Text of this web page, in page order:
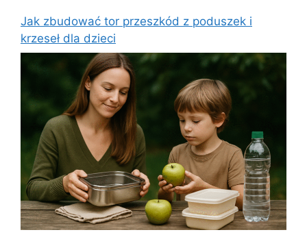
Jak zbudować tor przeszkód z poduszek i
krzeseł dla dzieci